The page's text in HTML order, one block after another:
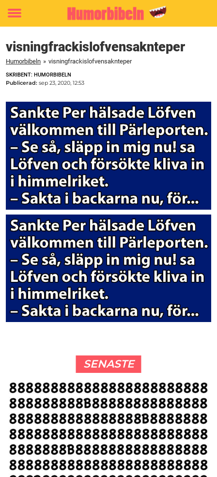
Toggle
visningfrackislofvensaknteper
Humorbibeln » visningfrackislofvensaknteper
SKRIBENT: HUMORBIBELN
Publicerad: sep 23, 2020, 12:53
SENASTE